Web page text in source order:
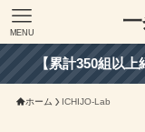
MENU
【累計350組以
ホーム ICHIJO-Lab